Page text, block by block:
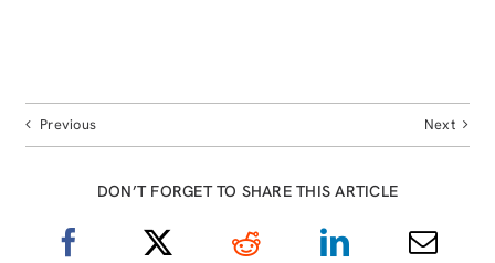
Previous Next
DON’T FORGET TO SHARE THIS ARTICLE